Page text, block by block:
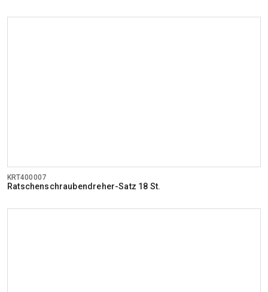
KRT400007
Ratschenschraubendreher-Satz 18 St.